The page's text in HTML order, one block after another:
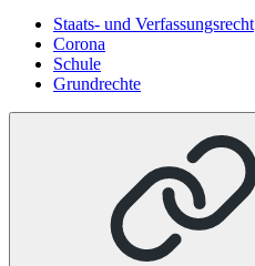
Staats- und Verfassungsrecht
Corona
Schule
Grundrechte